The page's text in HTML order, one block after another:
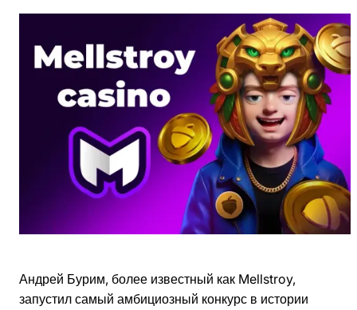
Андрей Бурим, более известный как Mellstroy,
запустил самый амбициозный конкурс в истории